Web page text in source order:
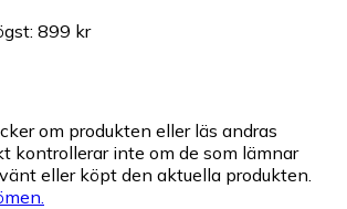
: 899 kr
om produkten eller läs andras
kontrollerar inte om de som lämnar
eller köpt den aktuella produkten.